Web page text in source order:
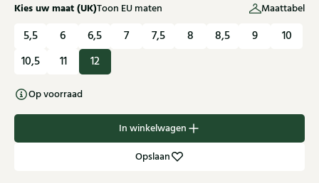
Kies uw maat (UK)Toon EU maten Maattabel
5,5 6 6,5 7 7,5 8 8,5 9
10
10,5
11 12
Op voorraad
In winkelwagen
Opslaan